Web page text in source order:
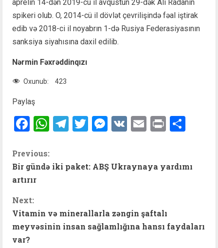
aprelin 14-dən 2019-cu il avqustun 29-dək Ali Radanın
spikeri olub. O, 2014-cü il dövlət çevrilişində fəal iştirak
edib və 2018-ci il noyabrın 1-də Rusiya Federasiyasının
sanksiya siyahısına daxil edilib.
Nərmin Fəxrəddinqızı
Oxunub: 423
Paylaş
Facebook
WhatsApp
Telegram
Twitter
Messenger
VK Email
Print
C
o
n
t
i
Previous:
Bir gündə iki paket: ABŞ Ukraynaya yardımı
artırır
Next:
Vitamin və minerallarla zəngin şaftalı
meyvəsinin insan sağlamlığına hansı faydaları
var?